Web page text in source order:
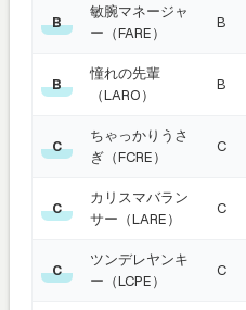
B
敏腕マネージャ
ー（FARE）
B
B
憧れの先輩
（LARO）
B
C
ちゃっかりうさ
ぎ（FCRE）
C
C
カリスマバラン
サー（LARE）
C
C
ツンデレヤンキ
ー（LCPE）
C